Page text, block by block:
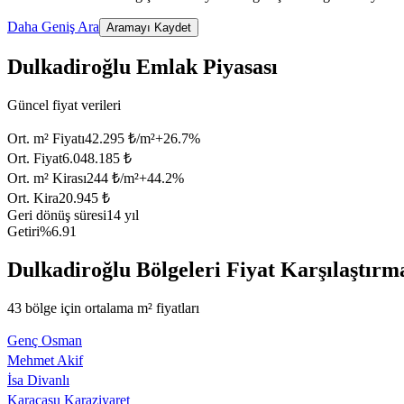
Daha Geniş Ara Aramayı Kaydet
Dulkadiroğlu Emlak Piyasası
Güncel fiyat verileri
Ort. m² Fiyatı42.295 ₺/m²+26.7%
Ort. Fiyat6.048.185 ₺
Ort. m² Kirası244 ₺/m²+44.2%
Ort. Kira20.945 ₺
Geri dönüş süresi14 yıl
Getiri%6.91
Dulkadiroğlu Bölgeleri Fiyat
43 bölge için ortalama m² fiyatları
Genç Osman
Mehmet Akif
İsa Divanlı
Karacasu Karaziyaret